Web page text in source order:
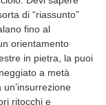
di “riassunto”
fino al
orientamento
in pietra, la puoi
a metà
ritocchi e